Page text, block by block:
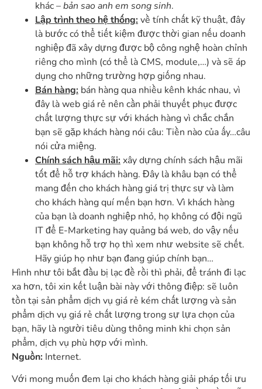
khác –bản sao anh em song sinh.
Lập trình theo hệ thống:về tính chất kỹ thuật, đây
là bước có thể tiết kiệm được thời gian nếu doanh
nghiệp đã xây dựng được bộ công nghệ hoàn chỉnh
riêng cho mình (có thể là CMS, module,…) và sẽ áp
dụng cho những trường hợp giống nhau.
Bán hàng: bán hàng qua nhiều kênh khác nhau, vì
đây là web giá rẻ nên cần phải thuyết phục được
chất lượng thực sự với khách hàng vì chắc chắn
bạn sẽ gặp khách hàng nói câu: Tiền nào của ấy…câu
nói cửa miệng.
Chính sách hậu mãi:xây dựng chính sách hậu mãi
tốt để hỗ trợ khách hàng. Đây là khâu bạn có thể
mang đến cho khách hàng giá trị thực sự và làm
cho khách hàng quí mến bạn hơn. Vì khách hàng
của bạn là doanh nghiệp nhỏ, họ không có đội ngũ
IT để E-Marketing hay quảng bá web, do vậy nếu
bạn không hỗ trợ họ thì xem như website sẽ chết.
Hãy giúp họ như bạn đang giúp chính bạn…
Hình như tôi bắt đầu bị lạc đề rồi thì phải, để tránh đi lạc
xa hơn, tôi xin kết luận bài này với thông điệp: sẽ luôn
tồn tại sản phẩm dịch vụ giá rẻ kém chất lượng và sản
phẩm dịch vụ giá rẻ chất lượng trong sự lựa chọn của
bạn, hãy là người tiêu dùng thông minh khi chọn sản
phẩm, dịch vụ phù hợp với mình.
Nguồn: Internet.
Với mong muốn đem lại cho khách hàng giải pháp tối ưu